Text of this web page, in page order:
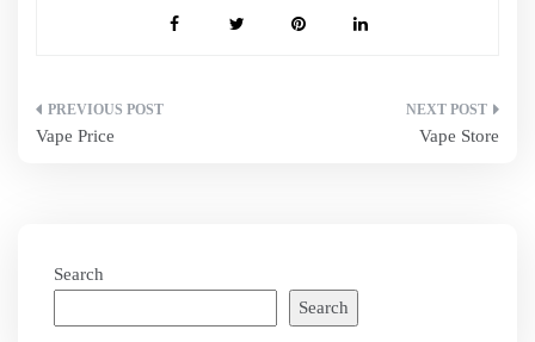
Post
Vape Price Vape Store
Search
Search